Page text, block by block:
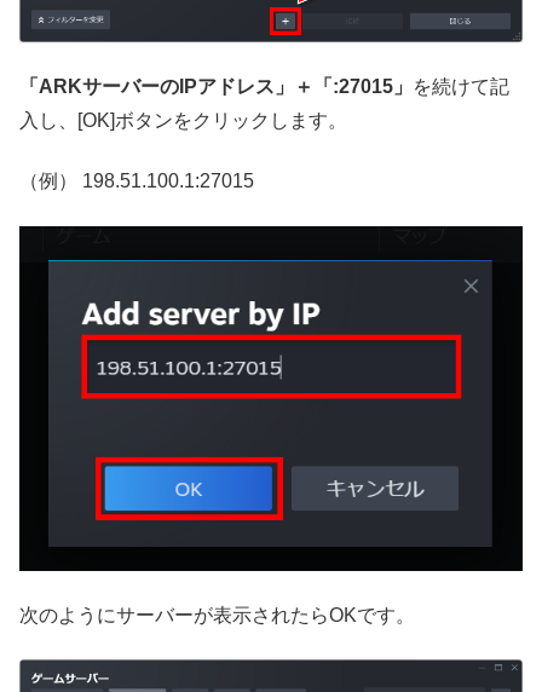
「ARKサーバーのIPアドレス」＋「:27015」
を続けて記
入し、[OK]ボタンをクリックします。
（例） 198.51.100.1:27015
次のようにサーバーが表示されたらOKです。